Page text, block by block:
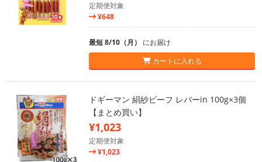
定期便対象
¥648
最短 8/10（月） にお届け
カートに入れる
ドギーマン 絹紗ビーフ レバーin 100g×3個
【まとめ買い】
¥1,023
定期便対象
¥1,023